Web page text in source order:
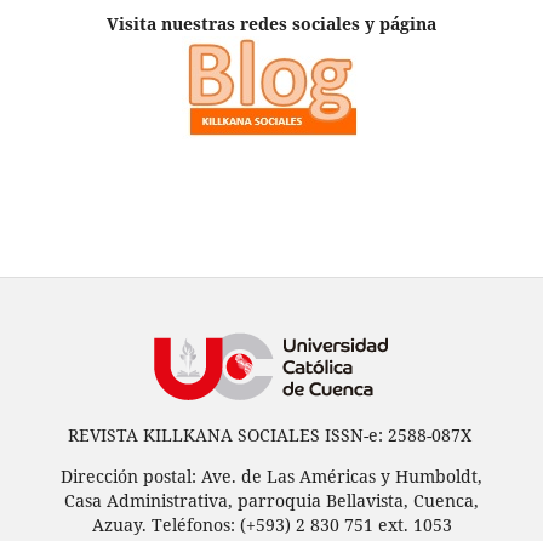
Visita nuestras redes sociales y página
REVISTA KILLKANA SOCIALES ISSN-e: 2588-087X
Dirección postal: Ave. de Las Américas y Humboldt,
Casa Administrativa, parroquia Bellavista, Cuenca,
Azuay. Teléfonos: (+593) 2 830 751 ext. 1053